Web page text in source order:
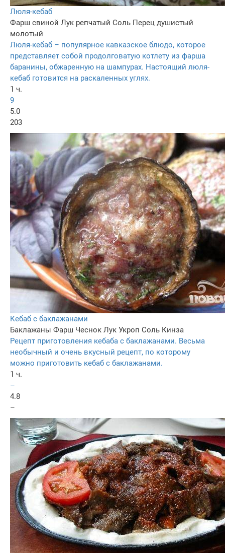
Люля-кебаб
Фарш свиной Лук репчатый Соль Перец душистый
молотый
Люля-кебаб – популярное кавказское блюдо, которое
представляет собой продолговатую котлету из фарша
баранины, обжаренную на шампурах. Настоящий люля-
кебаб готовится на раскаленных углях.
1 ч.
9
5.0
203
Кебаб с баклажанами
Баклажаны Фарш Чеснок Лук Укроп Соль Кинза
Рецепт приготовления кебаба с баклажанами. Весьма
необычный и очень вкусный рецепт, по которому
можно приготовить кебаб с баклажанами.
1 ч.
–
4.8
–